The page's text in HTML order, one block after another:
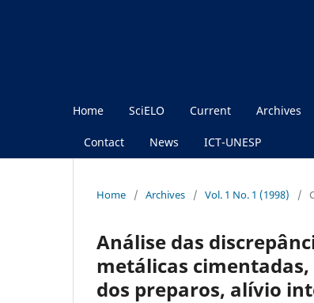
Home SciELO Current Archives
Contact News ICT-UNESP
Home / Archives / Vol. 1 No. 1 (1998) /
Análise das
metálicas
dos preparos, alívio